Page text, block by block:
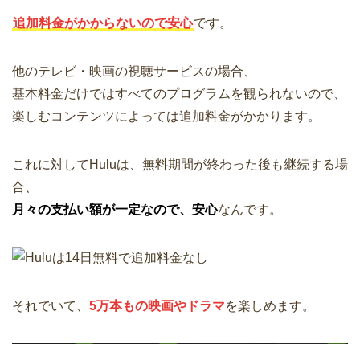
追加料金がかからないので安心です。
他のテレビ・映画の視聴サービスの場合、
基本料金だけではすべてのプログラムを観られないので、
楽しむコンテンツによっては追加料金がかかります。
これに対してHuluは、無料期間が終わった後も継続する場
合、
月々の支払い額が一定なので、安心なんです。
それでいて、 5万本もの映画やドラマを楽しめます。